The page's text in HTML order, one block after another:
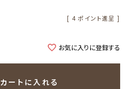
[ 4 ポイント進呈 ]
お気に入りに登録する
カートに入れる